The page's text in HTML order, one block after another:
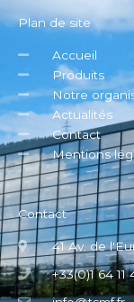
Plan de site
Accueil
Produits
Notre
Actualités
Contact
Mentions
Contact
41 Av. de
+33(0)1 64 11